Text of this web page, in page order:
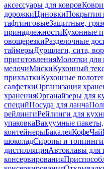
аксессуары для ковров
дорожкиЦиновкиПокрытия
тафтинговыеЗащитные,
принадлежностиКухонные
овощерезкиРазделочные
таймерыДуршлаги, сита,
приготовленияМолотки для
мелочиМискиКухонный
прихваткиКухонные
салфеткиОрганизация
храненияОрганайзеры для
специйПосуда для ланча
рейлингиРейлинги для
упаковкаВакуумные пакеты,
контейнерыБакалеяКофеЧай
шоколадСиропы и топпинги
дистилляцияАвтоклавы для
консервирования